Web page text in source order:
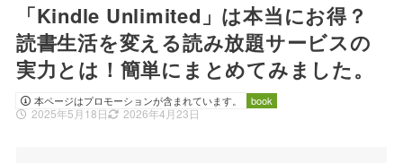
「Kindle Unlimited」は本当にお得？
読書生活を変える読み放題サービスの
実力とは！簡単にまとめてみました。
本ページはプロモーションが含まれています。
2025年5月18日 2026年4月23日
book